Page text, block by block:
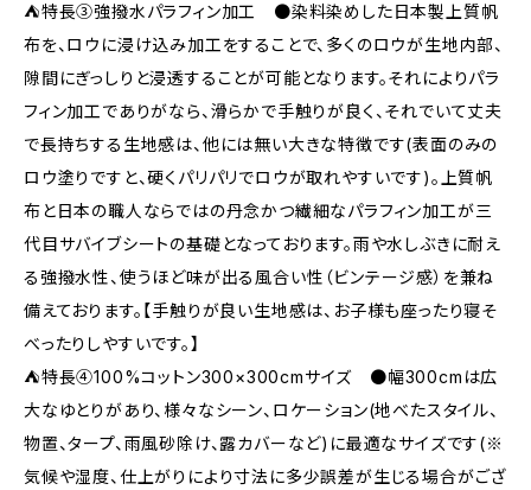
⛺特長③強撥水パラフィン加工 ●染料染めした日本製上質帆
布を、ロウに浸け込み加工をすることで、多くのロウが生地内部、
隙間にぎっしりと浸透することが可能となります。それによりパラ
フィン加工でありがなら、滑らかで手触りが良く、それでいて丈夫
で長持ちする生地感は、他には無い大きな特徴です(表面のみの
ロウ塗りですと、硬くパリパリでロウが取れやすいです)。上質帆
布と日本の職人ならではの丹念かつ繊細なパラフィン加工が三
代目サバイブシートの基礎となっております。雨や水しぶきに耐え
る強撥水性、使うほど味が出る風合い性（ビンテージ感）を兼ね
備えております。【手触りが良い生地感は、お子様も座ったり寝そ
べったりしやすいです。】
⛺特長④100%コットン300×300cmサイズ ●幅300cmは広
大なゆとりがあり、様々なシーン、ロケーション(地べたスタイル、
物置、タープ、雨風砂除け、露カバーなど)に最適なサイズです(※
気候や湿度、仕上がりにより寸法に多少誤差が生じる場合がござ